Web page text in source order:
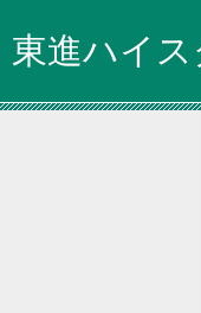
東進ハイ